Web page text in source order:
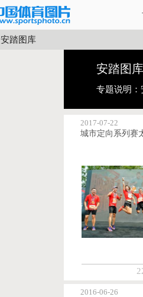
安踏图库
安踏图库
专题说明：
2017-07-22
2016-06-26